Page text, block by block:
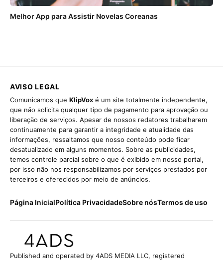
Melhor App para Assistir Novelas Coreanas
AVISO LEGAL
Comunicamos que KlipVox é um site totalmente independente,
que não solicita qualquer tipo de pagamento para aprovação ou
liberação de serviços. Apesar de nossos redatores trabalharem
continuamente para garantir a integridade e atualidade das
informações, ressaltamos que nosso conteúdo pode ficar
desatualizado em alguns momentos. Sobre as publicidades,
temos controle parcial sobre o que é exibido em nosso portal,
por isso não nos responsabilizamos por serviços prestados por
terceiros e oferecidos por meio de anúncios.
Página InicialPolítica PrivacidadeSobre nósTermos de uso
Published and operated by 4ADS MEDIA LLC, registered